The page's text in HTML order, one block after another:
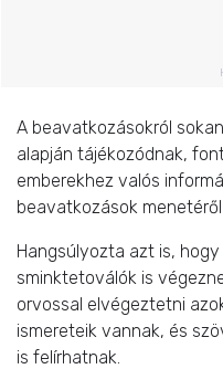
A beavatkozásokról
alapján tájékozódnak,
emberekhez valós
beavatkozások
Hangsúlyozta azt is,
sminktetoválók is
orvossal elvégeztetni
ismereteik vannak, és
is felírhatnak.